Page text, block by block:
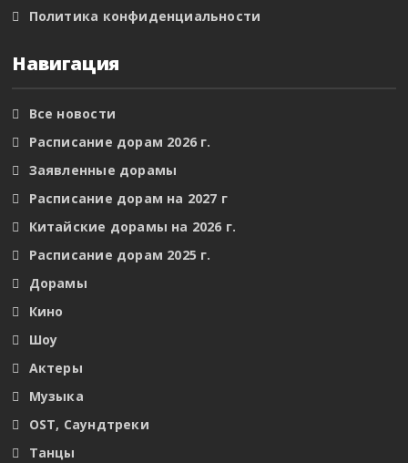
Политика конфиденциальности
Навигация
Все новости
Расписание дорам 2026 г.
Заявленные дорамы
Расписание дорам на 2027 г
Китайские дорамы на 2026 г.
Расписание дорам 2025 г.
Дорамы
Кино
Шоу
Актеры
Музыка
OST, Саундтреки
Танцы